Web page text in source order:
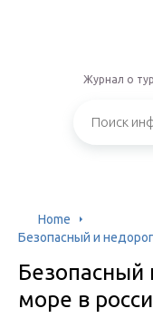
Журнал о
Home
Безопасный и
Безопасный
море в